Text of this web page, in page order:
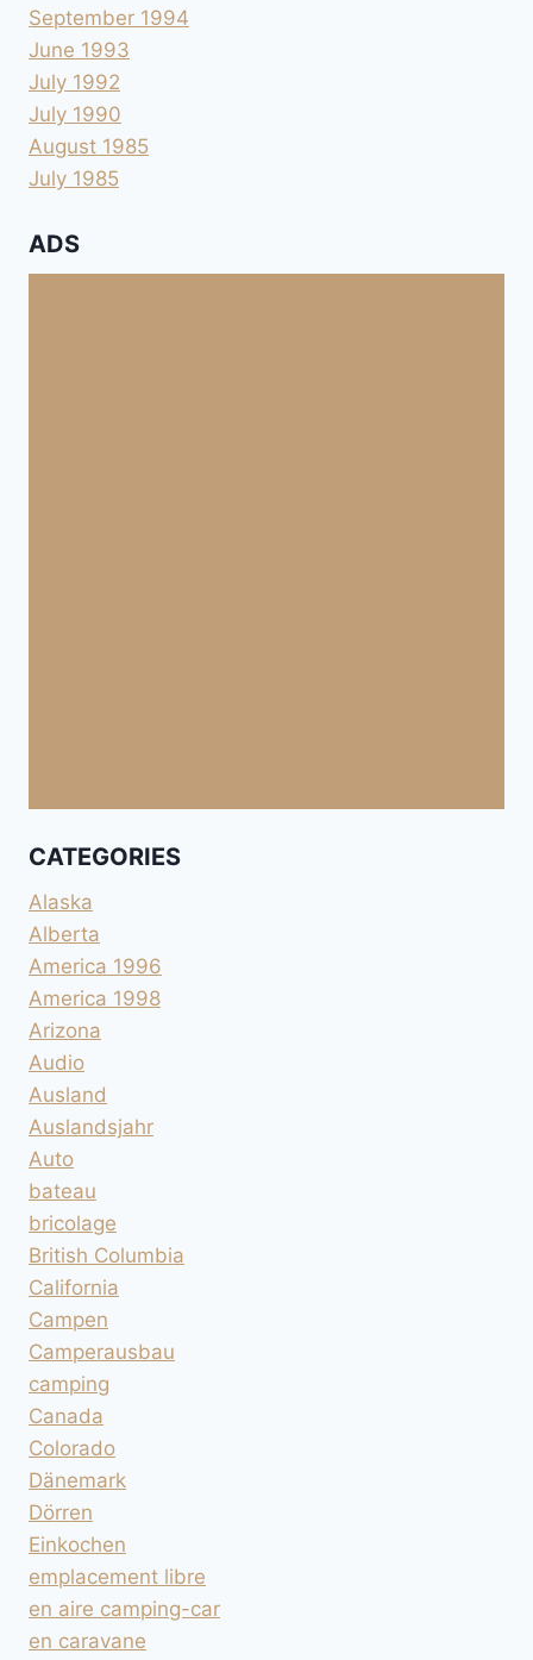
September 1994
June 1993
July 1992
July 1990
August 1985
July 1985
ADS
CATEGORIES
Alaska
Alberta
America 1996
America 1998
Arizona
Audio
Ausland
Auslandsjahr
Auto
bateau
bricolage
British Columbia
California
Campen
Camperausbau
camping
Canada
Colorado
Dänemark
Dörren
Einkochen
emplacement libre
en aire camping-car
en caravane